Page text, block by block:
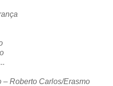
Roberto Carlos/Erasmo